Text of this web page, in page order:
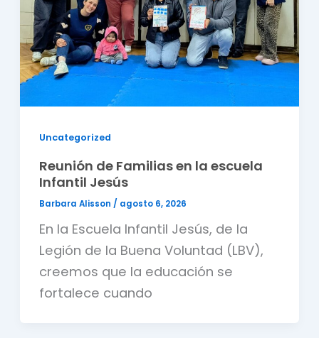
Uncategorized
Reunión de Familias en la escuela
Infantil Jesús
Barbara Alisson / agosto 6, 2026
En la Escuela Infantil Jesús, de la
Legión de la Buena Voluntad (LBV),
creemos que la educación se
fortalece cuando